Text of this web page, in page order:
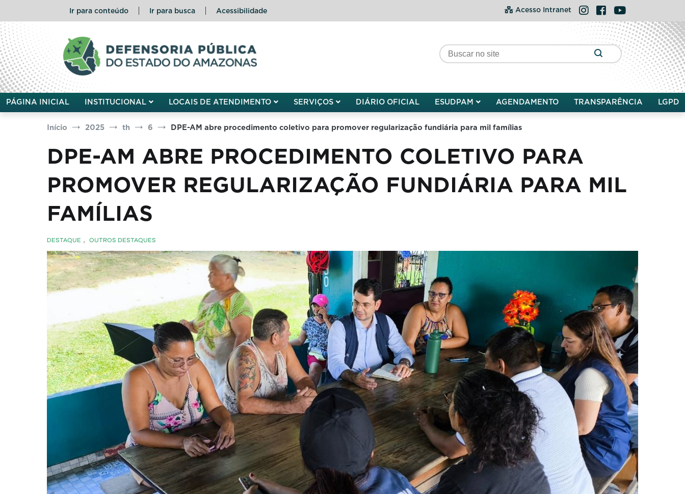
o
conteúdo
Ir para conteúdo Ir para busca Acessibilidade Acesso Intranet Instagram
FacebookYouTube
Defensoria Pública do Estado do Amazonas
PÁGINA INICIAL INSTITUCIONAL LOCAIS DE ATENDIMENTO SERVIÇOS DIÁRIO OFICIAL ESUDPAM AGENDAMENTO TRANSPARÊNCIA LGPD
Início 2025 th 6 DPE-AM abre procedimento coletivo para promover regularização fundiária para mil famílias
DPE-AM ABRE PROCEDIMENTO COLETIVO PARA
PROMOVER REGULARIZAÇÃO FUNDIÁRIA PARA MIL
FAMÍLIAS
DESTAQUE , OUTROS DESTAQUES